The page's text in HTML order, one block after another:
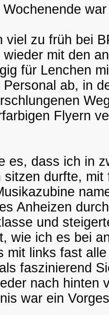
viel zu früh bei
mit den
für Lenchen
ab, in
Flyern
es, dass ich in
sitzen durfte,
Anheizen
und
wie ich es bei
mit links fast
faszinierend
nach hinten
war ein